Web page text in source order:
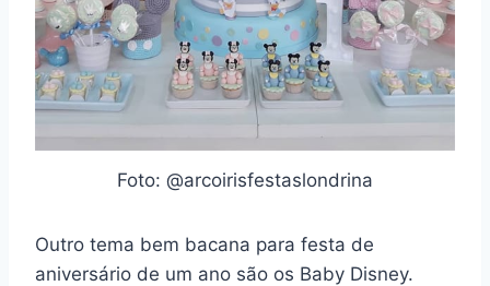
Foto: @arcoirisfestaslondrina
Outro tema bem bacana para festa de
aniversário de um ano são os Baby Disney.